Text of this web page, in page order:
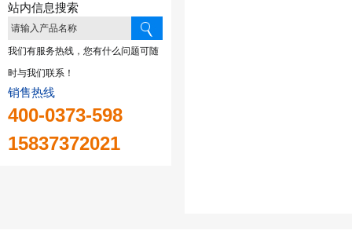
站内信息搜索
我们有服务热线，您有什么问题可随
时与我们联系！
销售热线
400-0373-598
15837372021